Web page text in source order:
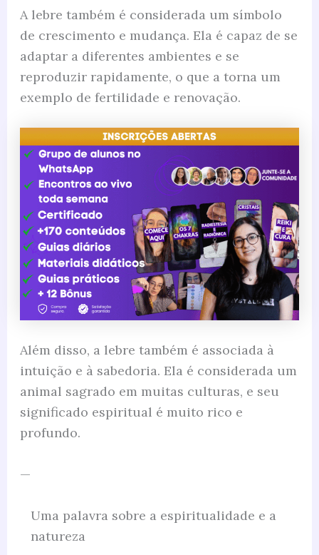
A lebre também é considerada um símbolo
de crescimento e mudança. Ela é capaz de se
adaptar a diferentes ambientes e se
reproduzir rapidamente, o que a torna um
exemplo de fertilidade e renovação.
Além disso, a lebre também é associada à
intuição e à sabedoria. Ela é considerada um
animal sagrado em muitas culturas, e seu
significado espiritual é muito rico e
profundo.
—
Uma palavra sobre a espiritualidade e a
natureza